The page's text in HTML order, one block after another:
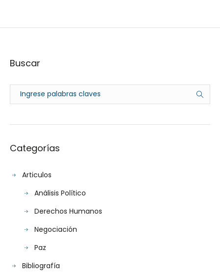
Buscar
Categorías
Articulos
Análisis Político
Derechos Humanos
Negociación
Paz
Bibliografía